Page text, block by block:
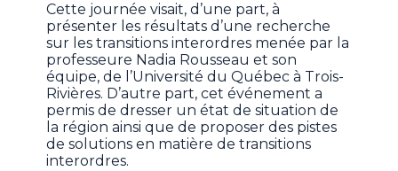
Cette journée visait, d’une part, à
présenter les résultats d’une recherche
sur les transitions interordres menée par la
professeure Nadia Rousseau et son
équipe, de l’Université du Québec à Trois-
Rivières. D’autre part, cet événement a
permis de dresser un état de situation de
la région ainsi que de proposer des pistes
de solutions en matière de transitions
interordres.